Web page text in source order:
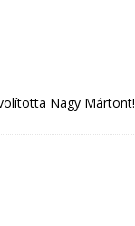
Nagy Mártont!